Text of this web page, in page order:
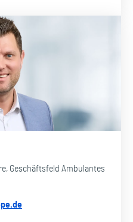
Geschäftsfeld Ambulantes